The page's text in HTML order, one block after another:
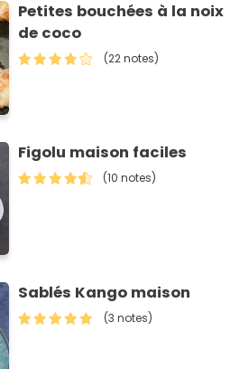
Petites bouchées à la noix
de coco
(22 notes)
Figolu maison faciles
(10 notes)
Sablés Kango maison
(3 notes)